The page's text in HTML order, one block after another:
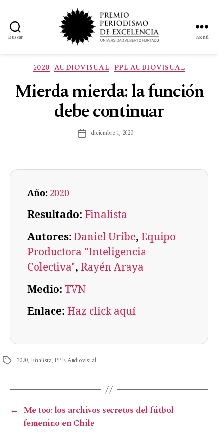
Buscar Menú
2020 AUDIOVISUAL PPE AUDIOVISUAL
Mierda mierda: la función
debe continuar
diciembre 1, 2020
Año: 2020
Resultado: Finalista
Autores: Daniel Uribe, Equipo
Productora "Inteligencia
Colectiva", Rayén Araya
Medio: TVN
Enlace: Haz click aquí
2020, Finalista, PPE Audiovisual
← Me too: los archivos secretos del fútbol
femenino en Chile